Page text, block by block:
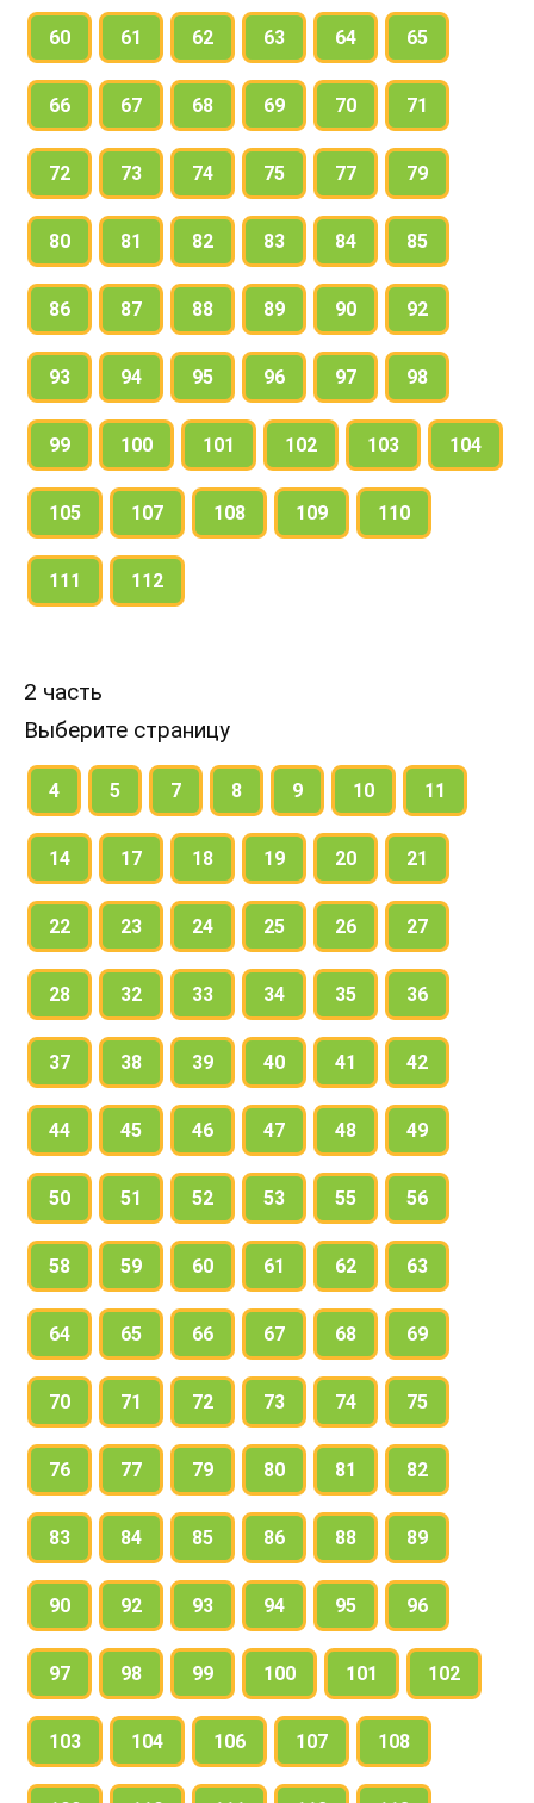
60 61 62 63 64 65
66 67 68 69 70 71
72 73 74 75 77 79
80 81 82 83 84 85
86 87 88 89 90 92
93 94 95 96 97 98
99 100 101 102 103 104
105 107 108 109 110
111 112
2 часть
Выберите страницу
4 5 7 8 9 10 11
14 17 18 19 20 21
22 23 24 25 26 27
28 32 33 34 35 36
37 38 39 40 41 42
44 45 46 47 48 49
50 51 52 53 55 56
58 59 60 61 62 63
64 65 66 67 68 69
70 71 72 73 74 75
76 77 79 80 81 82
83 84 85 86 88 89
90 92 93 94 95 96
97 98 99 100 101 102
103 104 106 107 108